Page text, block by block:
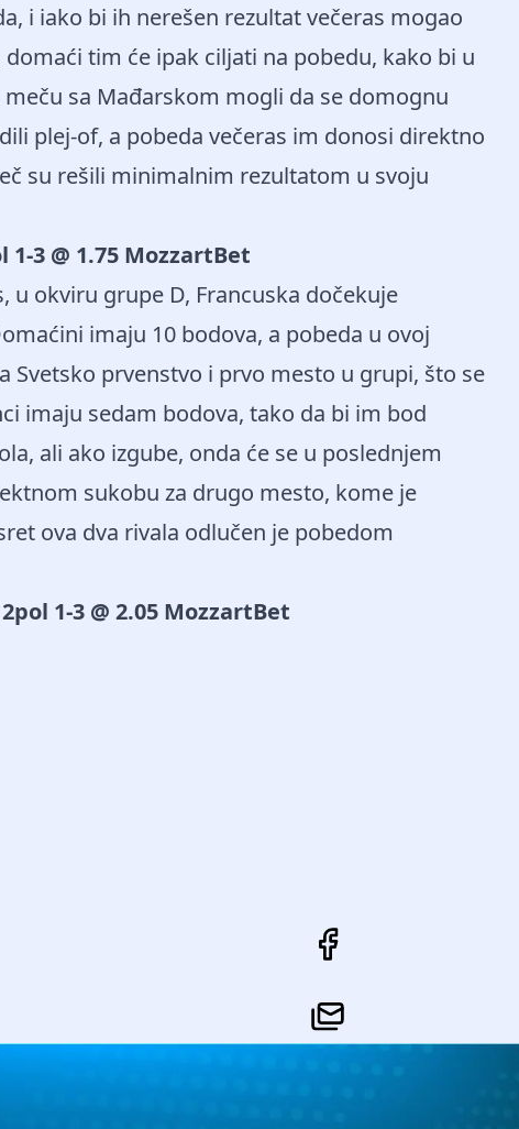
i iako bi ih nerešen rezultat večeras mogao
tim će ipak ciljati na pobedu, kako bi u
sa Mađarskom mogli da se domognu
plej-of, a pobeda večeras im donosi direktno
su rešili minimalnim rezultatom u svoju
1-3 @ 1.75 MozzartBet
u okviru grupe D, Francuska dočekuje
imaju 10 bodova, a pobeda u ovoj
Svetsko prvenstvo i prvo mesto u grupi, što se
imaju sedam bodova, tako da bi im bod
ali ako izgube, onda će se u poslednjem
sukobu za drugo mesto, kome je
ova dva rivala odlučen je pobedom
1-3 @ 2.05 MozzartBet